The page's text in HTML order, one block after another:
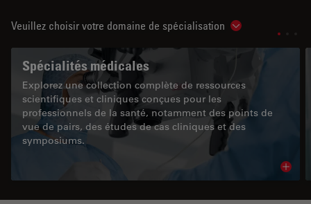
Veuillez choisir votre domaine de spécialisation Show
Spécialités médicales
Explorez une collection complète de ressources
scientifiques et cliniques conçues pour les
professionnels de la santé, notamment des points de
vue de pairs, des études de cas cliniques et des
symposiums.